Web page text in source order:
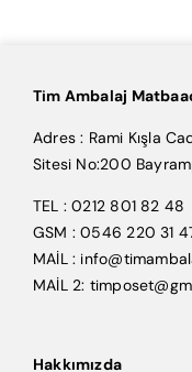
Tim Ambalaj
Adres : Rami Kışla
Sitesi No:200
TEL : 0212 801 82 48
GSM : 0546 220 31
MAİL :
MAİL 2:
Hakkımızda